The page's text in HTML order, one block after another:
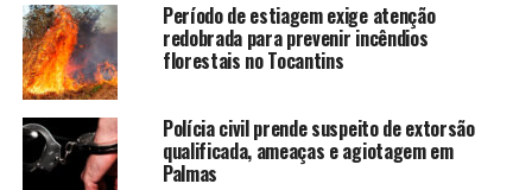
Período de estiagem exige atenção
redobrada para prevenir incêndios
florestais no Tocantins
Polícia civil prende suspeito de extorsão
qualificada, ameaças e agiotagem em
Palmas